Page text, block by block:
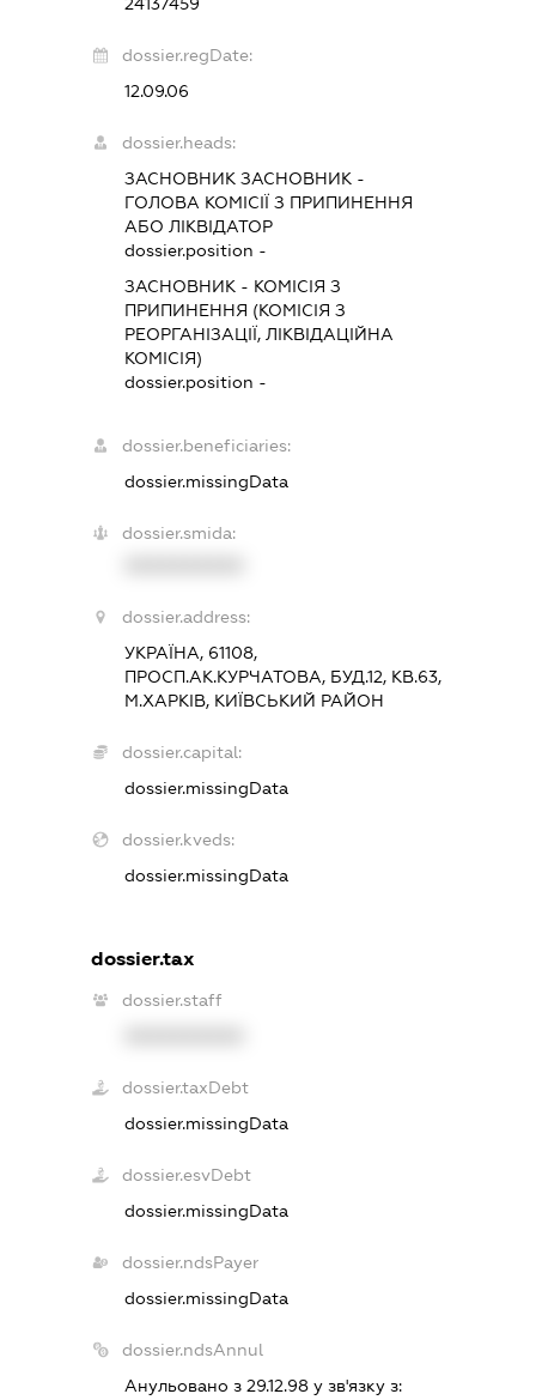
24137459
dossier.regDate:
12.09.06
dossier.heads:
ЗАСНОВНИК ЗАСНОВНИК -
ГОЛОВА КОМІСІЇ З ПРИПИНЕННЯ
АБО ЛІКВІДАТОР
dossier.position -
ЗАСНОВНИК - КОМІСІЯ З
ПРИПИНЕННЯ (КОМІСІЯ З
РЕОРГАНІЗАЦІЇ, ЛІКВІДАЦІЙНА
КОМІСІЯ)
dossier.position -
dossier.beneficiaries:
dossier.missingData
dossier.smida:
dossier.address:
УКРАЇНА, 61108,
ПРОСП.АК.КУРЧАТОВА, БУД.12, КВ.63,
М.ХАРКІВ, КИЇВСЬКИЙ РАЙОН
dossier.capital:
dossier.missingData
dossier.kveds:
dossier.missingData
dossier.tax
dossier.staff
dossier.taxDebt
dossier.missingData
dossier.esvDebt
dossier.missingData
dossier.ndsPayer
dossier.missingData
dossier.ndsAnnul
Анульовано з 29.12.98 у зв'язку з: